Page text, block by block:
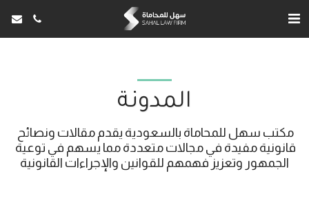
المدونة
الجمهور وتعزيز فهمهم للقوانين والإجراءات القانونية